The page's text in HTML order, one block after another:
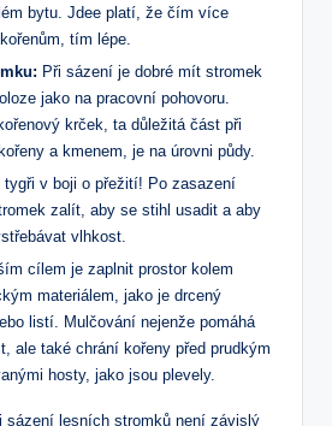
bytu. Jdee platí, že čím více
tím lépe.
Při sázení je dobré mít stromek
jako na pracovní pohovoru.
krček, ta důležitá část při
a kmenem, je na úrovni půdy.
tygři v boji o přežití! Po zasazení
zalít, aby se stihl usadit a aby
vlhkost.
cílem je zaplnit prostor kolem
materiálem, jako je drcený
listí. Mulčování nejenže pomáhá
ale také chrání kořeny před prudkým
hosty, jako jsou plevely.
sázení lesních stromků není závislý